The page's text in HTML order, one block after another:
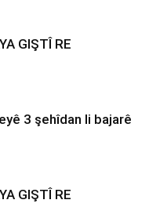
GIŞTÎ RE
3 şehîdan li bajarê
GIŞTÎ RE